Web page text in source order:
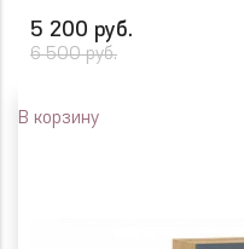
5 200 руб.
6 500 руб.
В корзину